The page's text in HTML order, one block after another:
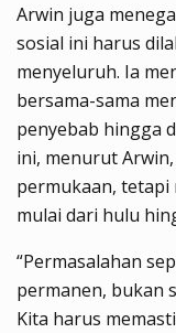
Arwin juga
sosial ini harus
menyeluruh. Ia
bersama-sama
penyebab hingga
ini, menurut
permukaan,
mulai dari hulu
“Permasalahan
permanen, bukan
Kita harus